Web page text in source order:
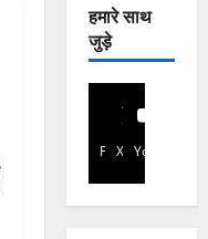
हमारे साथ
जुड़े
Facebook
X YouTube